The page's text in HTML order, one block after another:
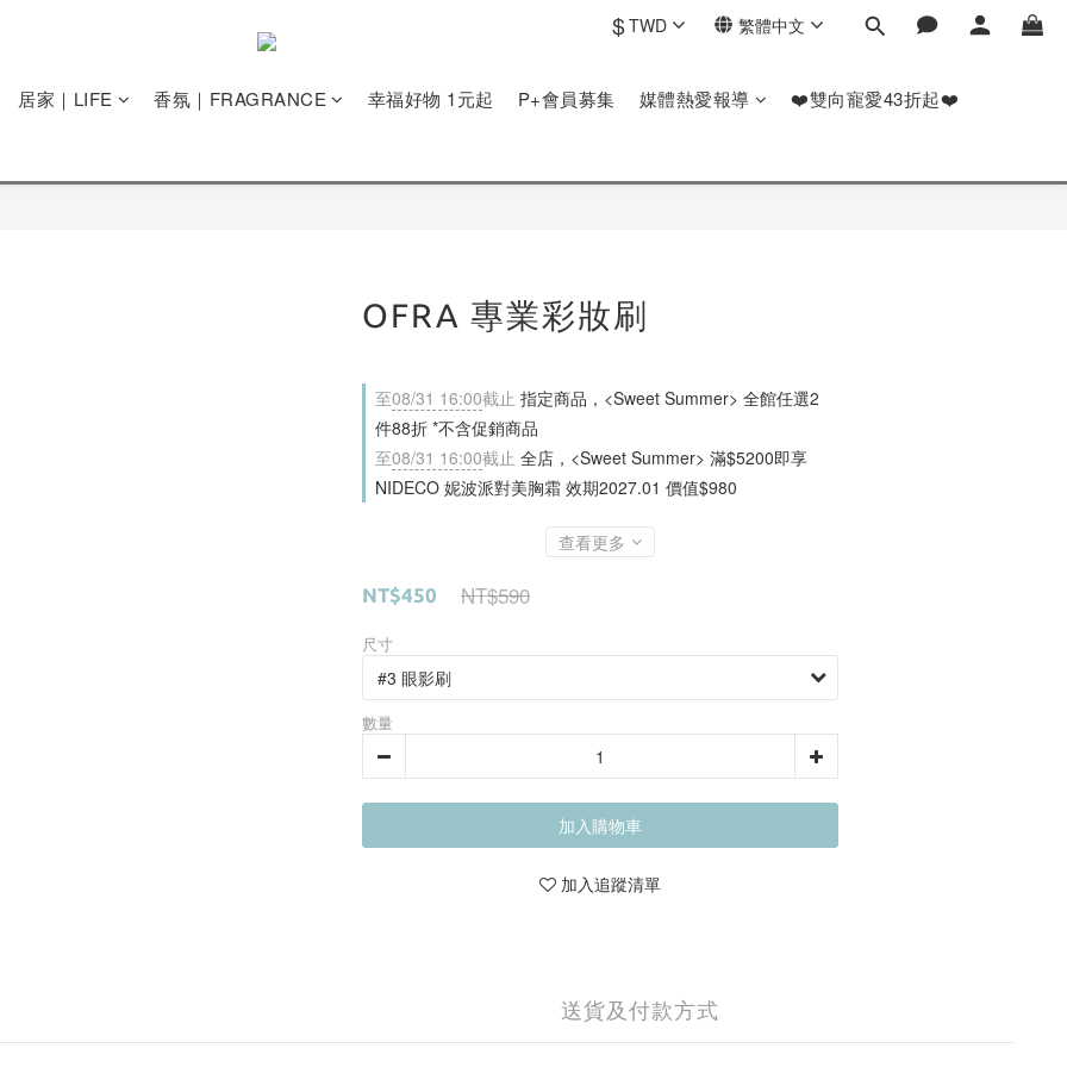
$TWD 繁體中文
居家｜LIFE 香氛｜FRAGRANCE 幸福好物 1元起 P+會員募集 媒體熱愛報導 ❤️雙向寵愛43折起❤️
OFRA 專業彩妝刷
至08/31 16:00截止 指定商品，<Sweet Summer> 全館任選2
件88折 *不含促銷商品
至08/31 16:00截止 全店，<Sweet Summer> 滿$5200即享
NIDECO 妮波派對美胸霜 效期2027.01 價值$980
查看更多
NT$590
NT$450
尺寸
數量
加入購物車
加入追蹤清單
送貨及付款方式